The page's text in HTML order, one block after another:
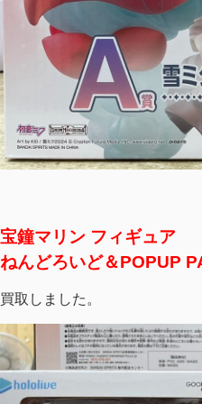
宝鐘マリン フィギュア
ねんどろいど＆POPUP
買取しました。